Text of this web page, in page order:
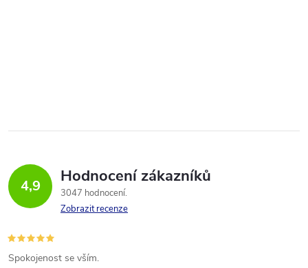
4,9 Hodnocení zákazníků
3047 hodnocení
Zobrazit recenze
Spokojenost se vším.